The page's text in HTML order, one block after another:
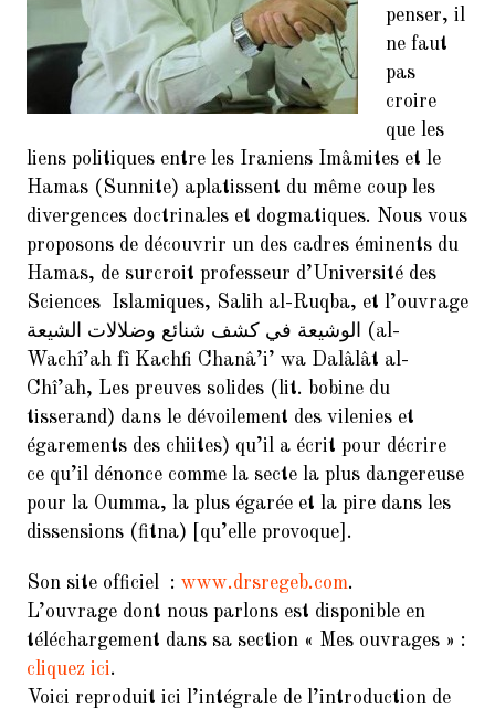
Non classé
Réfutation
Taqiya
Vidéo
ARTICLES RÉCENTS
Al-Qadi Said Al-Qommi et la
falsification du Coran
d’assassiner le Prophète lors du
retour de l’expédition de Tabûk
(2/2)
20 exemples de versets falsifiés
selon les sources Chiites Imamites
la croyance hérétique d’al-Kulayni
Le Coran : Un message crypté !
penser, il
ne faut
pas
croire
que les
liens politiques entre les Iraniens Imâmites et le
Hamas (Sunnite) aplatissent du même coup les
divergences doctrinales et dogmatiques. Nous vous
proposons de découvrir un des cadres éminents du
Hamas, de surcroit professeur d’Université des
Sciences Islamiques, Salih al-Ruqba, et l’ouvrage
الوشيعة في كشف شنائع وضلالات الشيعة (al-
Wachî’ah fî Kachfi Chanâ’i’ wa Dalâlât al-
Chî’ah, Les preuves solides (lit. bobine du
tisserand) dans le dévoilement des vilenies et
égarements des chiites) qu’il a écrit pour décrire
ce qu’il dénonce comme la secte la plus dangereuse
pour la Oumma, la plus égarée et la pire dans les
dissensions (fitna) [qu’elle provoque].
Son site officiel : www.drsregeb.com.
L’ouvrage dont nous parlons est disponible en
téléchargement dans sa section « Mes ouvrages » :
cliquez ici.
Voici reproduit ici l’intégrale de l’introduction de